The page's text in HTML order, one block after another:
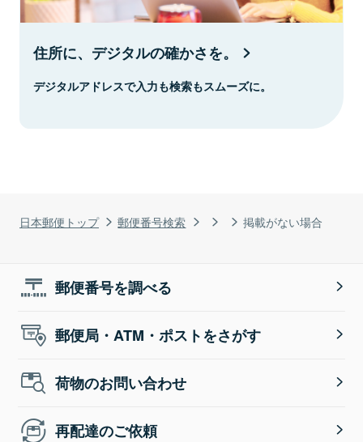
日本郵便トップ 郵便番号検索 掲載がない場合
住所に、デジタルの確かさを。
デジタルアドレスで入力も検索もスムーズに。
郵便番号を調べる
郵便局・ATM・ポストをさがす
荷物のお問い合わせ
再配達のご依頼